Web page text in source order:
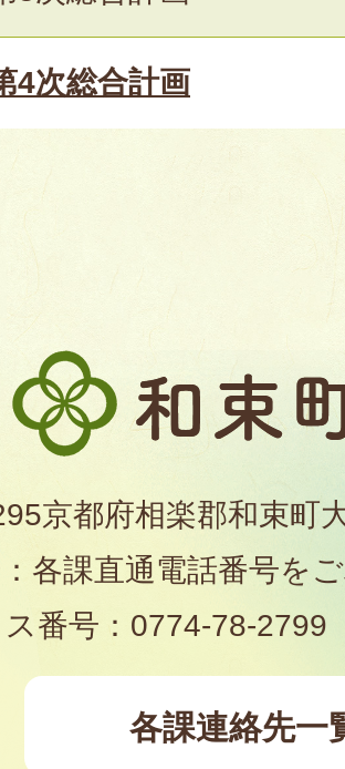
4次総合計画
和
束
役
場
京都府相楽郡和束町
各課直通電話番号を
番号：0774-78-2799
各課連絡先一